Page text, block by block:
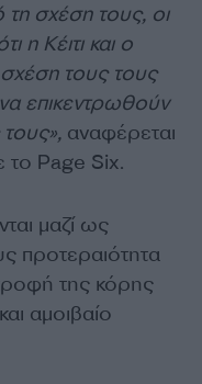
σχέση τους, οι
η Κέιτι και ο
τους τους
επικεντρωθούν
αναφέρεται
Page Six.
μαζί ως
προτεραιότητα
της κόρης
αμοιβαίο